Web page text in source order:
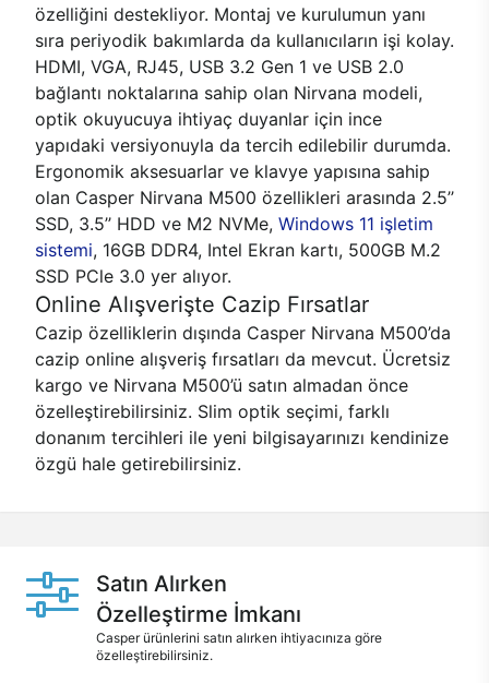
özelliğini destekliyor. Montaj ve kurulumun yanı
sıra periyodik bakımlarda da kullanıcıların işi kolay.
HDMI, VGA, RJ45, USB 3.2 Gen 1 ve USB 2.0
bağlantı noktalarına sahip olan Nirvana modeli,
optik okuyucuya ihtiyaç duyanlar için ince
yapıdaki versiyonuyla da tercih edilebilir durumda.
Ergonomik aksesuarlar ve klavye yapısına sahip
olan Casper Nirvana M500 özellikleri arasında 2.5’’
SSD, 3.5’’ HDD ve M2 NVMe, Windows 11 işletim
sistemi, 16GB DDR4, Intel Ekran kartı, 500GB M.2
SSD PCle 3.0 yer alıyor.
Online Alışverişte Cazip Fırsatlar
Cazip özelliklerin dışında Casper Nirvana M500’da
cazip online alışveriş fırsatları da mevcut. Ücretsiz
kargo ve Nirvana M500’ü satın almadan önce
özelleştirebilirsiniz. Slim optik seçimi, farklı
donanım tercihleri ile yeni bilgisayarınızı kendinize
özgü hale getirebilirsiniz.
Satın Alırken
Özelleştirme İmkanı
Casper ürünlerini satın alırken ihtiyacınıza göre
özelleştirebilirsiniz.